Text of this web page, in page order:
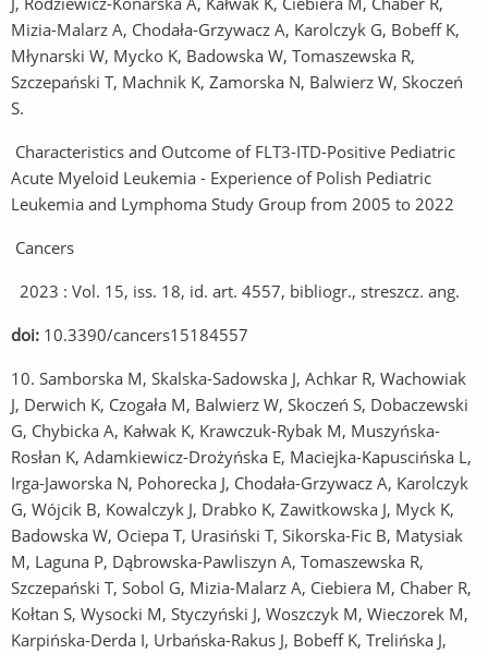
Mizia-Malarz A, Chodała-Grzywacz A, Karolczyk G, Bobeff K,
Młynarski W, Mycko K, Badowska W, Tomaszewska R,
Szczepański T, Machnik K, Zamorska N, Balwierz W, Skoczeń
S.
Characteristics and Outcome of FLT3-ITD-Positive Pediatric
Acute Myeloid Leukemia - Experience of Polish Pediatric
Leukemia and Lymphoma Study Group from 2005 to 2022
Cancers
2023 : Vol. 15, iss. 18, id. art. 4557, bibliogr., streszcz. ang.
doi: 10.3390/cancers15184557
10. Samborska M, Skalska-Sadowska J, Achkar R, Wachowiak
J, Derwich K, Czogała M, Balwierz W, Skoczeń S, Dobaczewski
G, Chybicka A, Kałwak K, Krawczuk-Rybak M, Muszyńska-
Rosłan K, Adamkiewicz-Drożyńska E, Maciejka-Kapuscińska L,
Irga-Jaworska N, Pohorecka J, Chodała-Grzywacz A, Karolczyk
G, Wójcik B, Kowalczyk J, Drabko K, Zawitkowska J, Myck K,
Badowska W, Ociepa T, Urasiński T, Sikorska-Fic B, Matysiak
M, Laguna P, Dąbrowska-Pawliszyn A, Tomaszewska R,
Szczepański T, Sobol G, Mizia-Malarz A, Ciebiera M, Chaber R,
Kołtan S, Wysocki M, Styczyński J, Woszczyk M, Wieczorek M,
Karpińska-Derda I, Urbańska-Rakus J, Bobeff K, Trelińska J,